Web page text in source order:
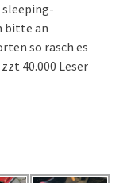
sleeping-
bitte an
so rasch es
40.000 Leser